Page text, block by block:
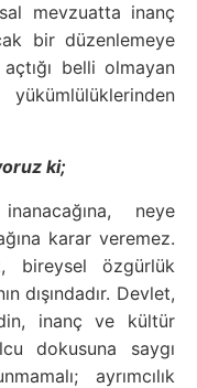
mevzuatta inanç
bir düzenlemeye
belli olmayan
ki;
neye
karar veremez.
bireysel özgürlük
dışındadır. Devlet,
inanç ve kültür
dokusuna saygı
ayrımcılık